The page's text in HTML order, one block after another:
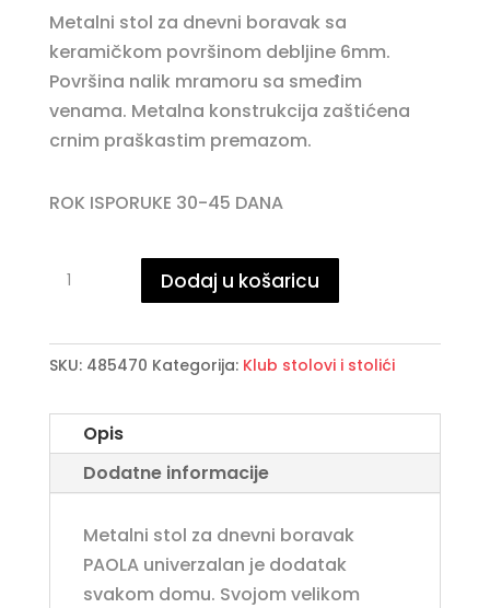
Metalni stol za dnevni boravak sa
keramičkom površinom debljine 6mm.
Površina nalik mramoru sa smeđim
venama. Metalna konstrukcija zaštićena
crnim praškastim premazom.
ROK ISPORUKE 30-45 DANA
za
boravak
Ø80
količina
Dodaj u košaricu
SKU: 485470 Kategorija: Klub stolovi i stolići
Opis
Dodatne informacije
Metalni stol za dnevni boravak
PAOLA univerzalan je dodatak
svakom domu. Svojom velikom